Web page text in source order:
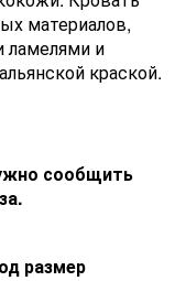
материалов,
ламелями и
краской.
сообщить
размер